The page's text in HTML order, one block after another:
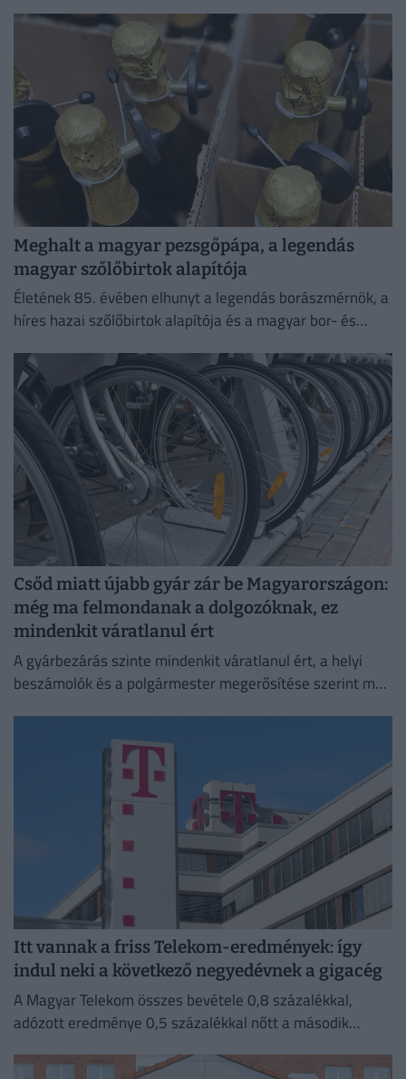
Meghalt a magyar pezsgőpápa, a legendás
magyar szőlőbirtok alapítója
Életének 85. évében elhunyt a legendás borászmérnök, a
híres hazai szőlőbirtok alapítója és a magyar bor- és
Csőd miatt újabb gyár zár be Magyarországon:
még ma felmondanak a dolgozóknak, ez
mindenkit váratlanul ért
A gyárbezárás szinte mindenkit váratlanul ért, a helyi
beszámolók és a polgármester megerősítése szerint még
Itt vannak a friss Telekom-eredmények: így
indul neki a következő negyedévnek a gigacég
A Magyar Telekom összes bevétele 0,8 százalékkal,
adózott eredménye 0,5 százalékkal nőtt a második